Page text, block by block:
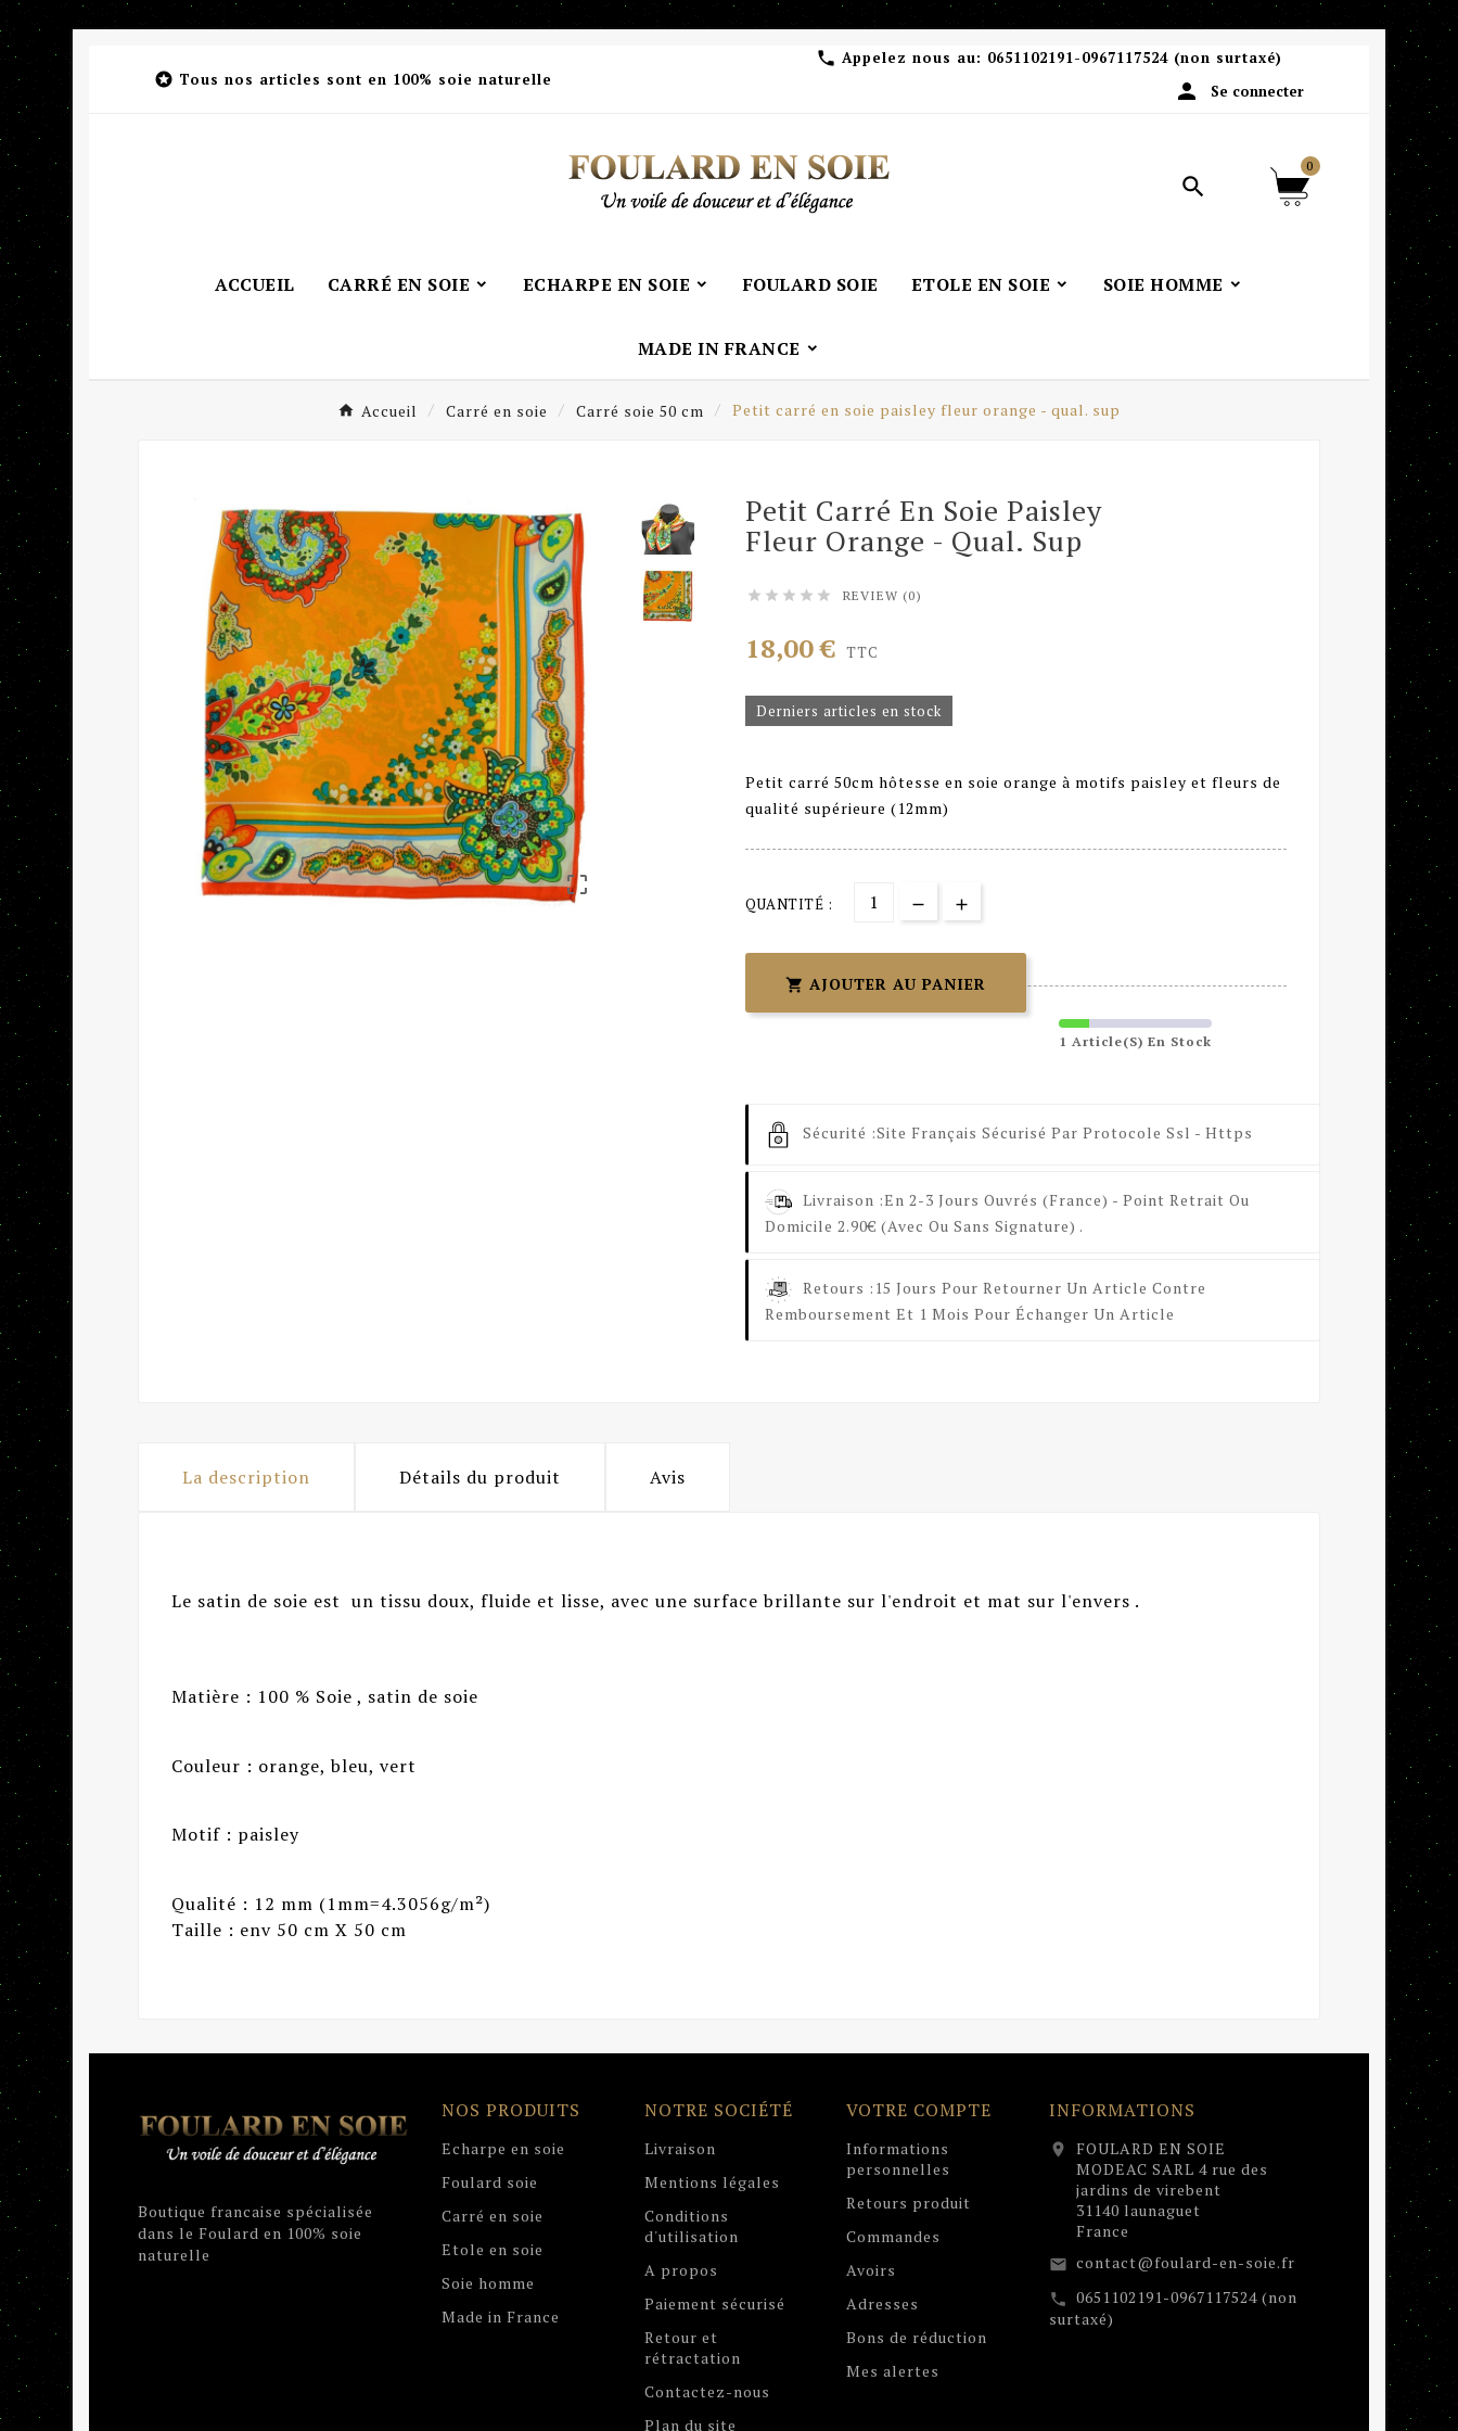
 Tous nos articles sont en 100% soie naturelle
 Appelez nous au: 0651102191-0967117524 (non surtaxé)
 Se connecter

0
ACCUEIL CARRÉ EN SOIE ECHARPE EN SOIE FOULARD SOIE ETOLE EN SOIE SOIE HOMME
MADE IN FRANCE
Accueil Carré en soie Carré soie 50 cm Petit carré en soie paisley fleur orange - qual. sup

Petit Carré En Soie Paisley
Fleur Orange - Qual. Sup
     REVIEW (0)
18,00 € TTC
Derniers articles en stock
Petit carré 50cm hôtesse en soie orange à motifs paisley et fleurs de
qualité supérieure (12mm)
QUANTITÉ :
 AJOUTER AU PANIER
1 Article(s) En Stock
Sécurité :Site Français Sécurisé Par Protocole Ssl - Https
Livraison :En 2-3 Jours Ouvrés (France) - Point Retrait Ou
Domicile 2.90€ (avec Ou Sans Signature) .
Retours : 15 Jours Pour Retourner Un Article Contre
Remboursement Et 1 Mois Pour Échanger Un Article
La description Détails du produit Avis
Le satin de soie est un tissu doux, fluide et lisse, avec une surface brillante sur l'endroit et mat sur l'envers .
Matière : 100 % Soie , satin de soie
Couleur : orange, bleu, vert
Motif : paisley
Qualité : 12 mm (1mm=4.3056g/m²)
Taille : env 50 cm X 50 cm
Boutique francaise spécialisée
dans le Foulard en 100% soie
naturelle
NOS PRODUITS
Echarpe en soie
Foulard soie
Carré en soie
Etole en soie
Soie homme
Made in France
NOTRE SOCIÉTÉ
Livraison
Mentions légales
Conditions
d'utilisation
A propos
Paiement sécurisé
Retour et
rétractation
Contactez-nous
Plan du site
VOTRE COMPTE
Informations
personnelles
Retours produit
Commandes
Avoirs
Adresses
Bons de réduction
Mes alertes
INFORMATIONS
location_on
FOULARD EN SOIE
MODEAC SARL 4 rue des
jardins de virebent
31140 launaguet
France
email contact@foulard-en-soie.fr
call 0651102191-0967117524 (non
surtaxé)